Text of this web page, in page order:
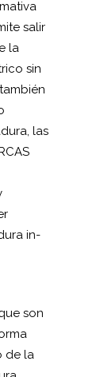
salir
la
sin
las
in-
son
de la